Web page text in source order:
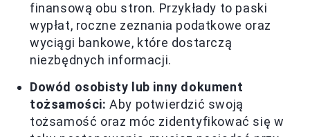
finansową obu stron. Przykłady to paski
wypłat, roczne zeznania podatkowe oraz
wyciągi bankowe, które dostarczą
niezbędnych informacji.
Dowód osobisty lub inny dokument
tożsamości: Aby potwierdzić swoją
tożsamość oraz móc zidentyfikować się w